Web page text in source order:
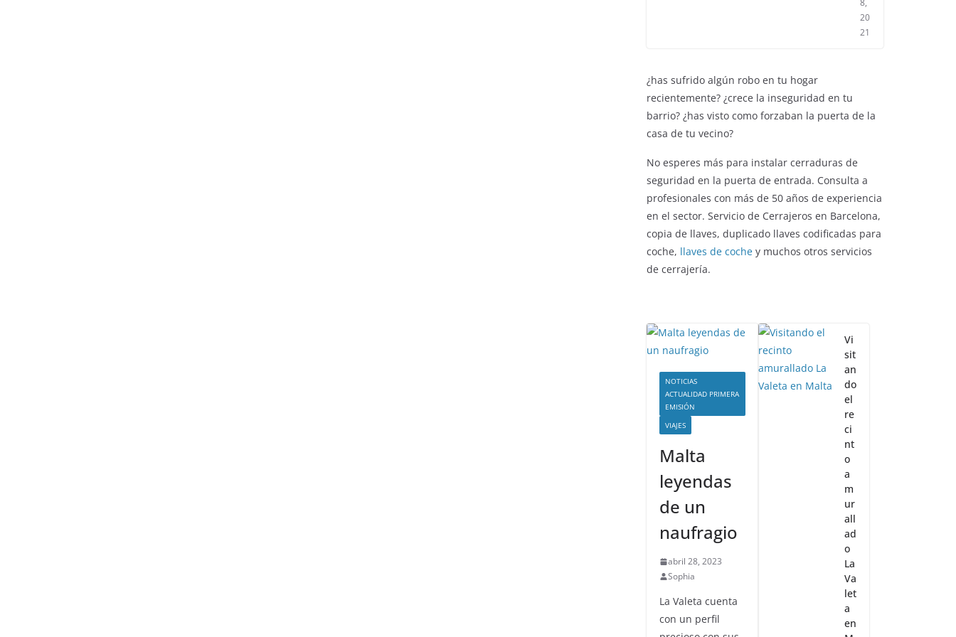
8,
20
21
¿has sufrido algún robo en tu hogar
recientemente? ¿crece la inseguridad en tu
barrio? ¿has visto como forzaban la puerta de la
casa de tu vecino?
No esperes más para instalar cerraduras de
seguridad en la puerta de entrada. Consulta a
profesionales con más de 50 años de experiencia
en el sector. Servicio de Cerrajeros en Barcelona,
copia de llaves, duplicado llaves codificadas para
coche, llaves de coche y muchos otros servicios
de cerrajería.
NOTICIAS
ACTUALIDAD PRIMERA
EMISIÓN
VIAJES
Malta
leyendas
de un
naufragio
abril 28, 2023
Sophia
La Valeta cuenta
con un perfil
Vi
sit
an
do
el
re
ci
nt
o
a
m
ur
all
ad
o
La
Va
let
a
en